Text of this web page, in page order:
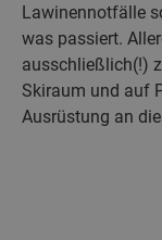
Lawinennotfälle
was passiert.
ausschließlich(!)
Skiraum und auf
Ausrüstung an